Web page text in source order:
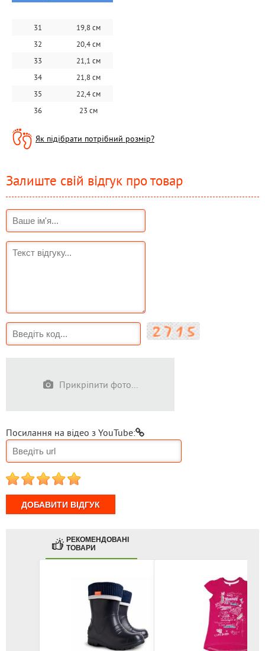
31
19,8 см
32
20,4 см
33
21,1 см
34
21,8 см
35
22,4 см
36
23 см
Як підібрати потрібний розмір?
Залиште свій відгук про товар
Прикріпити фото...
Посилання на відео з YouTube:
1 2 3 4 5
РЕКОМЕНДОВАНІ
ТОВАРИ